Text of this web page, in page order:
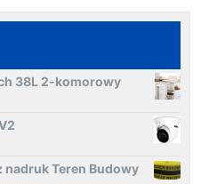
38L 2-komorowy
nadruk Teren Budowy